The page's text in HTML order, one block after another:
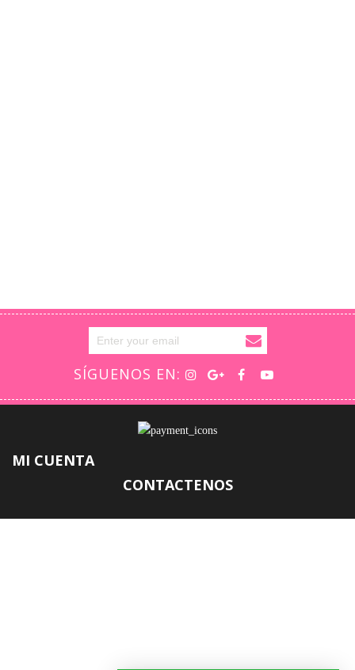
SÍGUENOS EN:
MI CUENTA
CONTACTENOS